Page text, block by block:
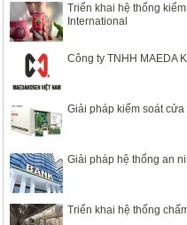
Triển khai hệ thống
International
Công ty TNHH MAEDA
Giải pháp kiểm soát
Giải pháp hệ thống an
Triển khai hệ thống